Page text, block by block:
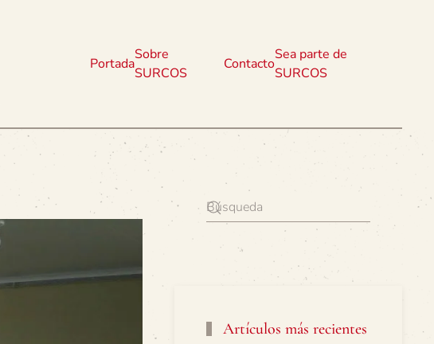
Portada
Sobre
SURCOS
Contacto
Sea parte de
SURCOS
Artículos más recientes